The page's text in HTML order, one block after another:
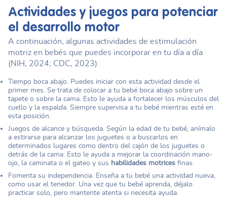
Actividades y juegos para potenciar
el desarrollo motor
A continuación, algunas actividades de estimulación
motriz en bebés que puedes incorporar en tu día a día
(NIH, 2024; CDC, 2023):
Tiempo boca abajo. Puedes iniciar con esta actividad desde el
primer mes. Se trata de colocar a tu bebé boca abajo sobre un
tapete o sobre la cama. Esto le ayuda a fortalecer los músculos del
cuello y la espalda. Siempre supervisa a tu bebé mientras esté en
esta posición.
Juegos de alcance y búsqueda. Según la edad de tu bebé, anímalo
a estirarse para alcanzar los juguetes o a buscarlos en
determinados lugares como dentro del cajón de los juguetes o
detrás de la cama. Esto le ayuda a mejorar la coordinación mano-
ojo, la caminata o el gateo y sus habilidades motrices finas.
Fomenta su independencia. Enseña a tu bebé una actividad nueva,
como usar el tenedor. Una vez que tu bebé aprenda, déjalo
practicar solo, pero mantente atenta si necesita ayuda.